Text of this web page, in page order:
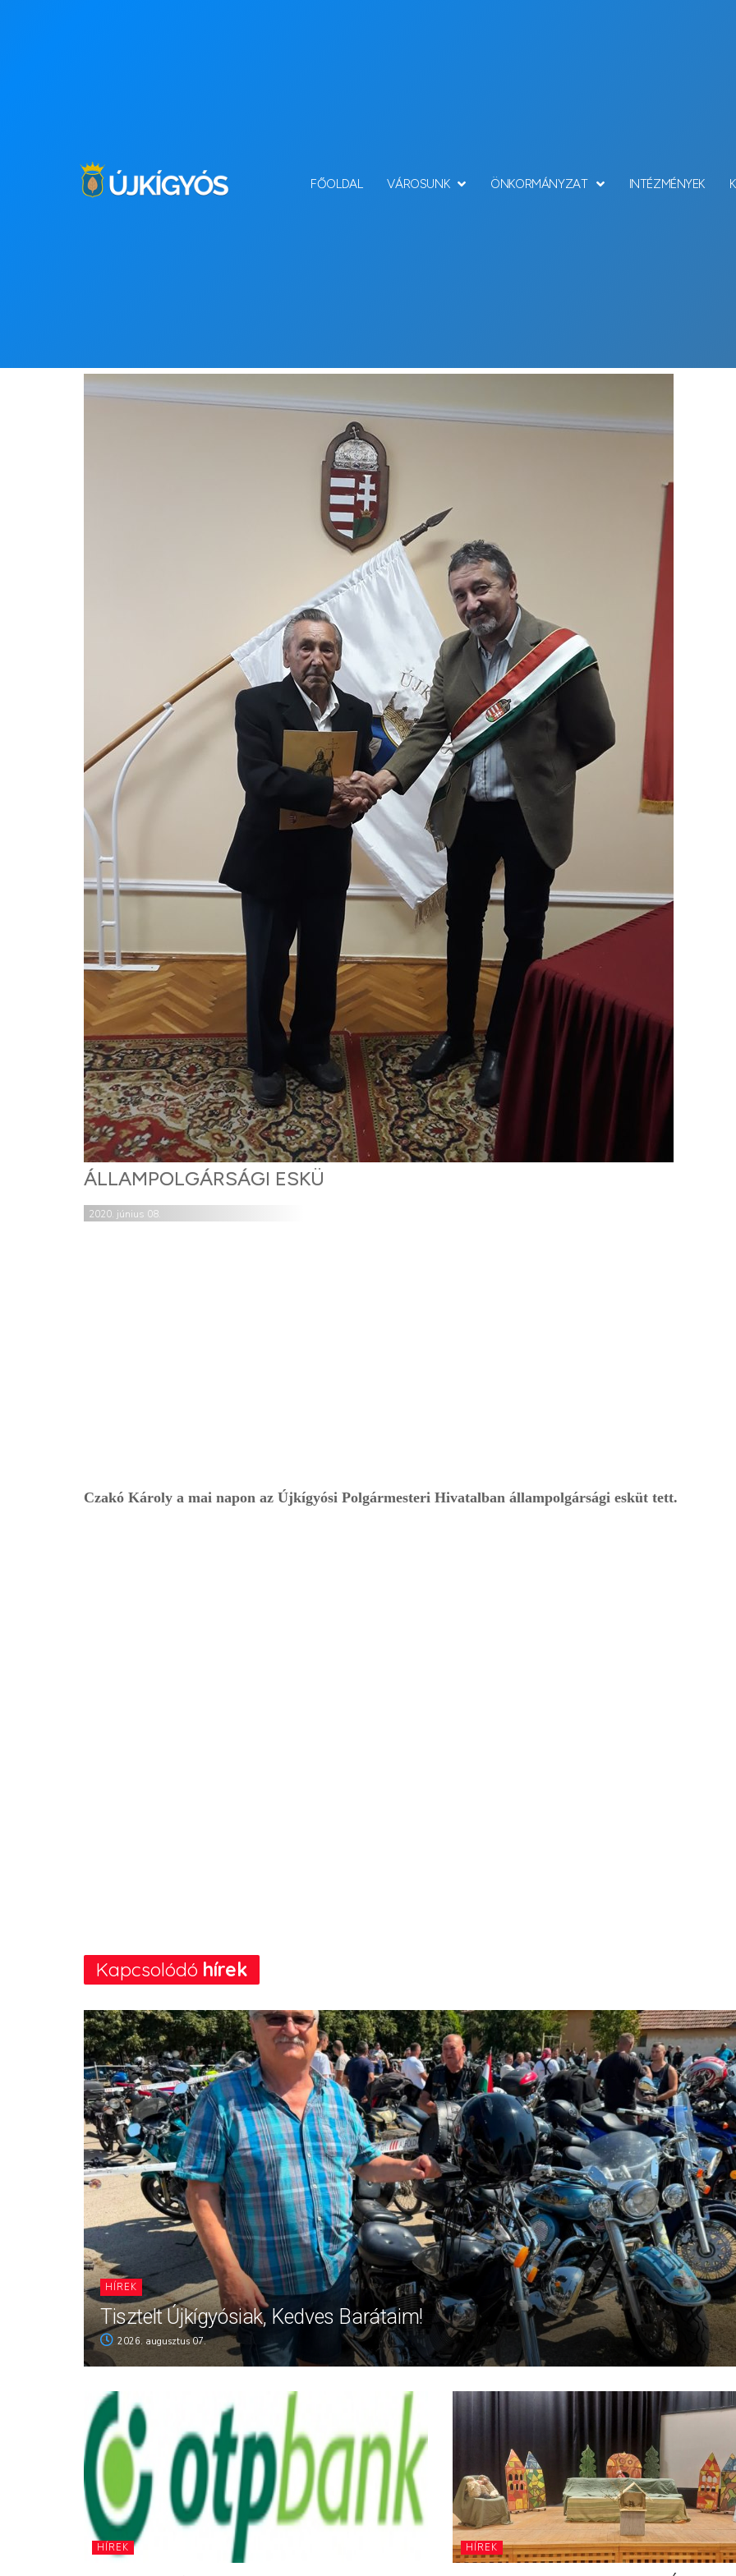
FŐOLDAL VÁROSUNK ÖNKORMÁNYZAT INTÉZMÉNYEK
ÁLLAMPOLGÁRSÁGI ESKÜ
2020. június 08.
Czakó Károly a mai napon az Újkígyósi Polgármesteri Hivatalban állampolgársági esküt tett.
Kapcsolódó hírek
HÍREK
Tisztelt Újkígyósiak, Kedves Barátaim!
2026. augusztus 07.
HÍREK HÍREK